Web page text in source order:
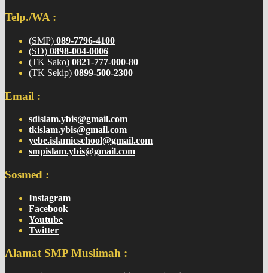
Telp./WA :
(SMP) 089-7796-4100
(SD) 0898-004-0006
(TK Sako) 0821-777-000-80
(TK Sekip) 0899-500-2300
Email :
sdislam.ybis@gmail.com
tkislam.ybis@gmail.com
yebe.islamicschool@gmail.com
smpislam.ybis@gmail.com
Sosmed :
Instagram
Facebook
Youtube
Twitter
Alamat SMP Muslimah :